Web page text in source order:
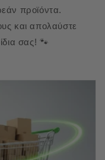
προϊόντα.
και απολαύστε
σας! 🐾